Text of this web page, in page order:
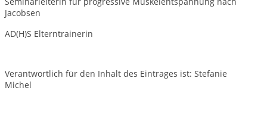
Jacobsen
AD(H)S Elterntrainerin
Verantwortlich für den Inhalt des Eintrages ist: Stefanie
Michel